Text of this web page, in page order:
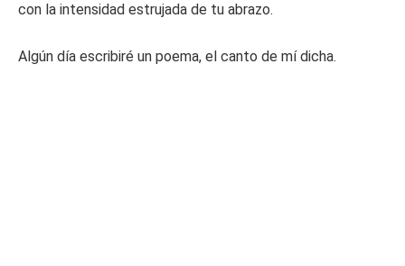
con la intensidad estrujada de tu abrazo.
Algún día escribiré un poema, el canto de mí dicha.